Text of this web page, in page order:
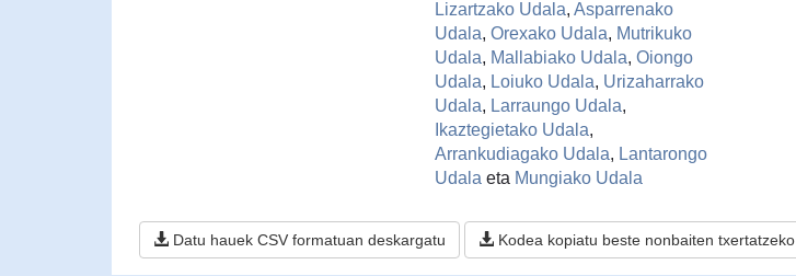
Lizartzako Udala, Asparrenako
Udala, Orexako Udala, Mutrikuko
Udala, Mallabiako Udala, Oiongo
Udala, Loiuko Udala, Urizaharrako
Udala, Larraungo Udala,
Ikaztegietako Udala,
Arrankudiagako Udala, Lantarongo
Udala eta Mungiako Udala
Datu hauek CSV formatuan deskargatu Kodea kopiatu beste nonbaiten txertatzeko